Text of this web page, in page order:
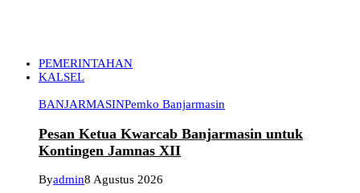
PEMERINTAHAN
KALSEL
BANJARMASINPemko Banjarmasin
Pesan Ketua Kwarcab Banjarmasin untuk
Kontingen Jamnas XII
Byadmin8 Agustus 2026